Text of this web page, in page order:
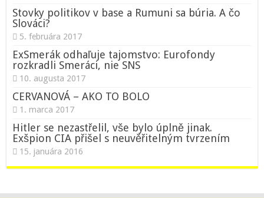
Stovky politikov v base a Rumuni sa búria. A čo
Slováci?
5. februára 2017
ExSmerák odhaľuje tajomstvo: Eurofondy
rozkradli Smeráci, nie SNS
10. augusta 2017
CERVANOVÁ – AKO TO BOLO
1. marca 2017
Hitler se nezastřelil, vše bylo úplně jinak.
Exšpion CIA přišel s neuvěřitelným tvrzením
15. januára 2016